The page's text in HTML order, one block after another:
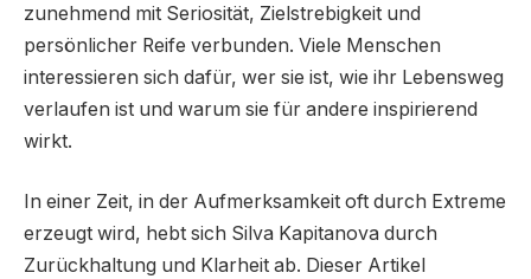
zunehmend mit Seriosität, Zielstrebigkeit und
persönlicher Reife verbunden. Viele Menschen
interessieren sich dafür, wer sie ist, wie ihr Lebensweg
verlaufen ist und warum sie für andere inspirierend
wirkt.
In einer Zeit, in der Aufmerksamkeit oft durch Extreme
erzeugt wird, hebt sich Silva Kapitanova durch
Zurückhaltung und Klarheit ab. Dieser Artikel